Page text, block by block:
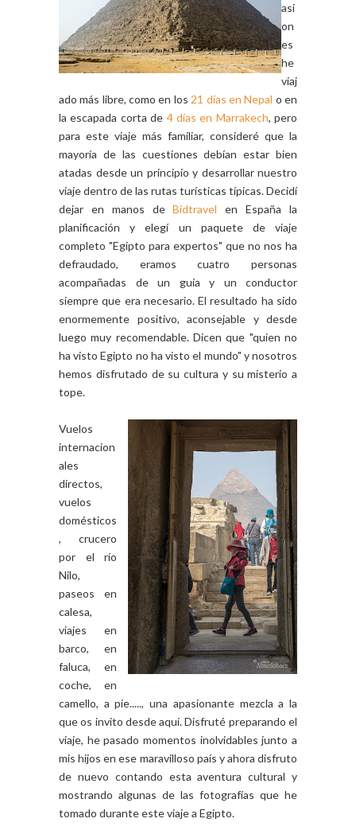
asi
on
es
he
viaj
ado más libre, como en los 21 días en Nepal o en
la escapada corta de 4 días en Marrakech, pero
para este viaje más familiar, consideré que la
mayoría de las cuestiones debían estar bien
atadas desde un principio y desarrollar nuestro
viaje dentro de las rutas turísticas típicas. Decidí
dejar en manos deBidtravel en España la
planificación y elegí un paquete de viaje
completo "Egipto para expertos" que no nos ha
defraudado, eramos cuatro personas
acompañadas de un guía y un conductor
siempre que era necesario. El resultado ha sido
enormemente positivo, aconsejable y desde
luego muy recomendable. Dicen que "quien no
ha visto Egipto no ha visto el mundo" y nosotros
hemos disfrutado de su cultura y su misterio a
tope.
Vuelos
internacion
ales
directos,
vuelos
domésticos
, crucero
por el río
Nilo,
paseos en
calesa,
viajes en
barco, en
faluca, en
coche, en
camello, a pie....., una apasionante mezcla a la
que os invito desde aquí. Disfruté preparando el
viaje, he pasado momentos inolvidables junto a
mis hijos en ese maravilloso país y ahora disfruto
de nuevo contando esta aventura cultural y
mostrando algunas de las fotografías que he
tomado durante este viaje a Egipto.